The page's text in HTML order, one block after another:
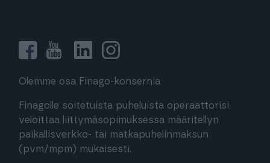
Olemme osa Finago-konsernia
Finagolle soitetuista puheluista operaattorisi
veloittaa liittymäsopimuksessa määritellyn
paikallisverkko- tai matkapuhelinmaksun
(pvm/mpm) mukaisesti.